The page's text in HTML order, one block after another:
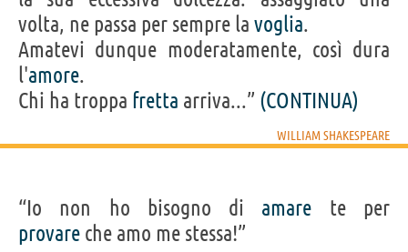
volta, ne passa per sempre la voglia.
Amatevi dunque moderatamente, così dura
l'amore.
Chi ha troppa fretta arriva...” (CONTINUA)
WILLIAM SHAKESPEARE
“Io non ho bisogno di amare te per
provare che amo me stessa!”